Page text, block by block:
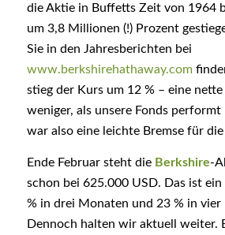
die Aktie in Buffetts Zeit von 1964
um 3,8 Millionen (!) Prozent
Sie in den Jahresberichten bei
www.berkshirehathaway.com
stieg der Kurs um 12 % – eine
weniger, als unsere Fonds performt
war also eine leichte Bremse für
Ende Februar steht die Berkshire-
schon bei 625.000 USD. Das ist
% in drei Monaten und 23 % in vier
Dennoch halten wir aktuell weiter.